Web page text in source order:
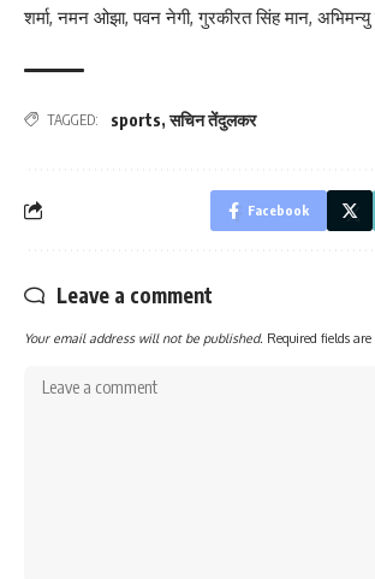
शर्मा, नमन ओझा, पवन नेगी, गुरकीरत सिंह मान,
TAGGED: sports,सचिन तेंदुलकर
Facebook
Leave a comment
Your email address will not be published. Required fields